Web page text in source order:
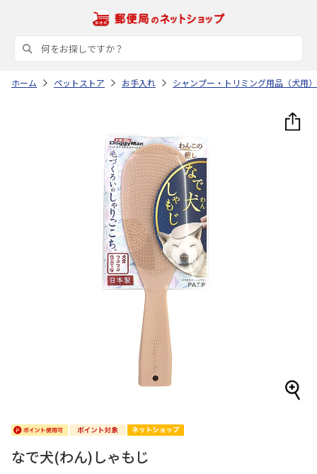
ホーム ペットストア お手入れ シャンプー・トリミング用品（犬用）
なで犬(わん)しゃもじ